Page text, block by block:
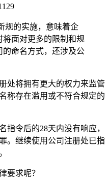
规的实施，意味着企
将面对更多的限制和规
的命名方式，还涉及公
处将拥有更大的权力来监管
称存在滥用或不符合规定的
指令后的28天内没有响应，
。继续使用公司注册处已指
要求呢？